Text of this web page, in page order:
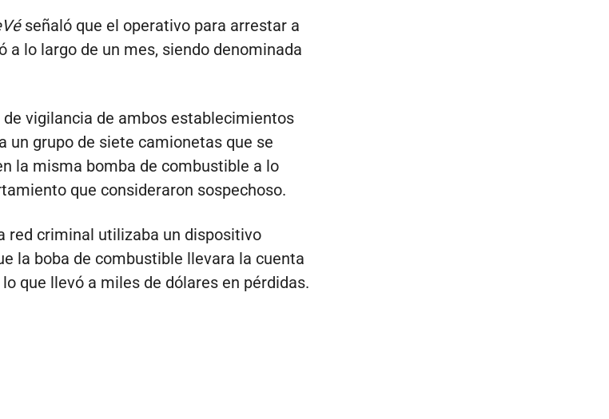
señaló que el operativo para arrestar a
a lo largo de un mes, siendo denominada
vigilancia de ambos establecimientos
un grupo de siete camionetas que se
la misma bomba de combustible a lo
que consideraron sospechoso.
red criminal utilizaba un dispositivo
la boba de combustible llevara la cuenta
que llevó a miles de dólares en pérdidas.